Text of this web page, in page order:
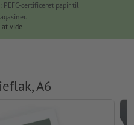
certificeret papir til
at vide
A6